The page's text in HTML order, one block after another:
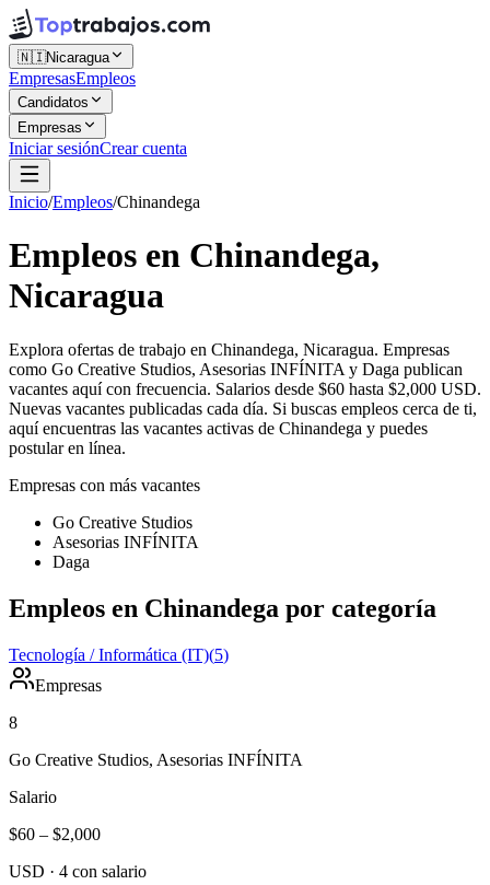
🇳🇮Nicaragua
EmpresasEmpleos
Candidatos
Empresas
Iniciar sesiónCrear cuenta
Inicio/Empleos/Chinandega
Empleos en Chinandega,
Nicaragua
Explora ofertas de trabajo en Chinandega, Nicaragua. Empresas
como Go Creative Studios, Asesorias INFÍNITA y Daga publican
vacantes aquí con frecuencia. Salarios desde $60 hasta $2,000 USD.
Nuevas vacantes publicadas cada día. Si buscas empleos cerca de ti,
aquí encuentras las vacantes activas de Chinandega y puedes
postular en línea.
Empresas con más vacantes
Go Creative Studios
Asesorias INFÍNITA
Daga
Empleos en Chinandega por categoría
Tecnología / Informática (IT)(5)
Empresas
8
Go Creative Studios, Asesorias INFÍNITA
Salario
$60 – $2,000
USD · 4 con salario